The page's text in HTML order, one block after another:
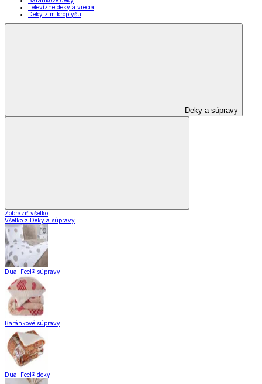
Televízne deky a vrecia
Deky z mikroplyšu
Deky a súpravy
Zobraziť všetko
Všetko z Deky a súpravy
Dual Feel® súpravy
Baránkové súpravy
Dual Feel® deky